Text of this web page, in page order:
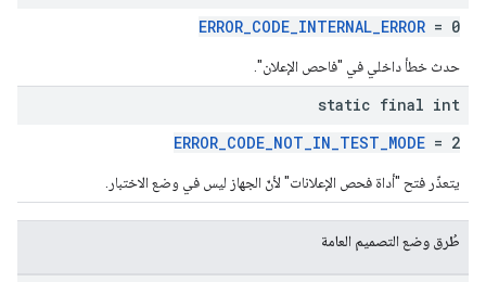
ERROR_CODE_INTERNAL_ERROR = 0
حدث خطأ داخلي في "فاحص الإعلان".
static final int
ERROR_CODE_NOT_IN_TEST_MODE = 2
يتعذّر فتح "أداة فحص الإعلانات" لأنّ الجهاز ليس في وضع الاختبار.
طُرق وضع التصميم العامة